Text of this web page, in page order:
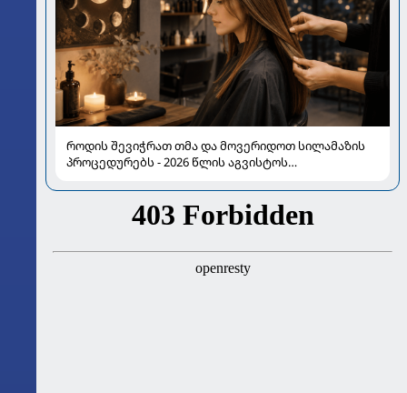
როდის შევიჭრათ თმა და მოვერიდოთ სილამაზის
პროცედურებს - 2026 წლის აგვისტოს